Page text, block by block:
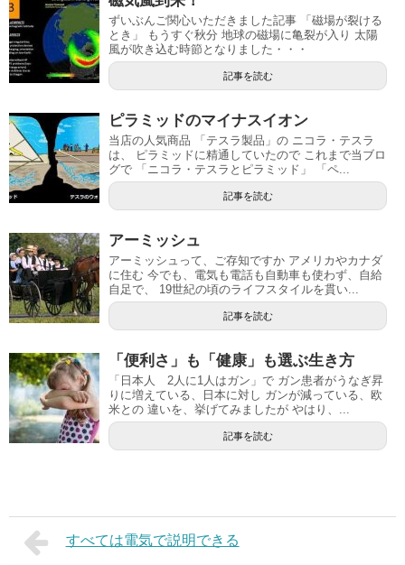
ずいぶんご関心いただきました記事 「磁場が裂ける
とき」 もうすぐ秋分 地球の磁場に亀裂が入り 太陽
風が吹き込む時節となりました・・・
記事を読む
ピラミッドのマイナスイオン
当店の人気商品 「テスラ製品」の ニコラ・テスラ
は、 ピラミッドに精通していたので これまで当ブロ
グで 「ニコラ・テスラとピラミッド」 「ペ...
記事を読む
アーミッシュ
アーミッシュって、ご存知ですか アメリカやカナダ
に住む 今でも、電気も電話も自動車も使わず、自給
自足で、 19世紀の頃のライフスタイルを貫い...
記事を読む
「便利さ」も「健康」も選ぶ生き方
「日本人 2人に1人はガン」で ガン患者がうなぎ昇
りに増えている、日本に対し ガンが減っている、欧
米との 違いを、挙げてみましたが やはり、...
記事を読む
すべては電気で説明できる